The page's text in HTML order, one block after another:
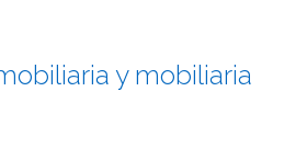
y mobiliaria